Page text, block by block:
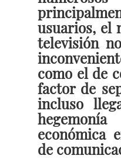
usuarios, el
televisión
como el de
factor de
incluso
económica
de